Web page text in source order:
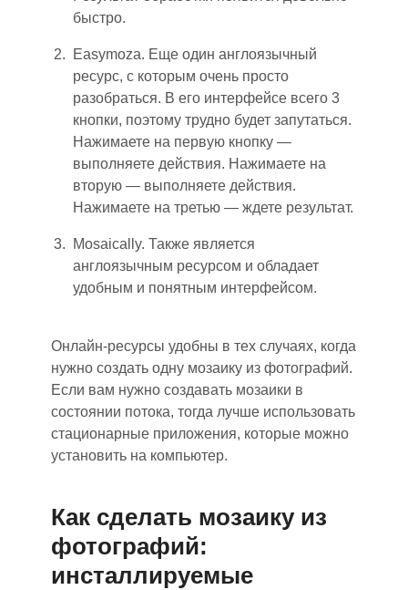
быстро.
Easymoza. Еще один англоязычный
ресурс, с которым очень просто
разобраться. В его интерфейсе всего 3
кнопки, поэтому трудно будет запутаться.
Нажимаете на первую кнопку —
выполняете действия. Нажимаете на
вторую — выполняете действия.
Нажимаете на третью — ждете результат.
Mosaically. Также является
англоязычным ресурсом и обладает
удобным и понятным интерфейсом.
Онлайн-ресурсы удобны в тех случаях, когда
нужно создать одну мозаику из фотографий.
Если вам нужно создавать мозаики в
состоянии потока, тогда лучше использовать
стационарные приложения, которые можно
установить на компьютер.
Как сделать мозаику из
фотографий:
инсталлируемые